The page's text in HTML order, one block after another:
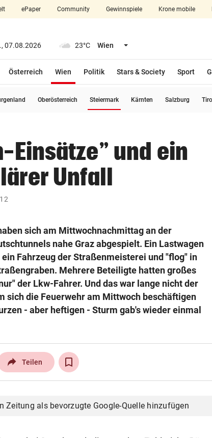
closeSchließen
arrow_right
Bundesland auswählen
ePaper Community Gewinnspiele Krone mobile
aufklappen
07.08.2026 23°C Wien Menü aufklappen
Österreich Wien
Politik
Stars & Society Sport
Oberösterreich Steiermark Kärnten Salzburg Tirol
Einsätze” und ein
Unfall
sich am Mittwochnachmittag an der
nahe Graz abgespielt. Ein Lastwagen
Fahrzeug der Straßenmeisterei und "flog" in
Mehrere Beteiligte hatten großes
der Lkw-Fahrer. Und das war lange nicht der
sich die Feuerwehr am Mittwoch beschäftigen
- aber heftigen - Sturm gab's wieder einmal
Teilen
Zeitung als bevorzugte Google-Quelle hinzufügen